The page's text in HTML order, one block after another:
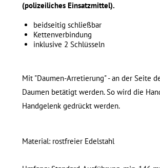
(polizeiliches Einsatzmittel).
beidseitig schließbar
Kettenverbindung
inklusive 2 Schlüsseln
Mit "Daumen-Arretierung" - an der Seite
Daumen betätigt werden. So wird die
Handgelenk gedrückt werden.
Material: rostfreier Edelstahl